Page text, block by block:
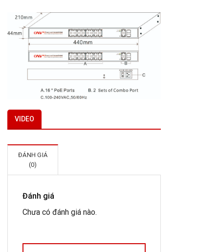
VIDEO
ĐÁNH GIÁ
(0)
Đánh giá
Chưa có đánh giá nào.